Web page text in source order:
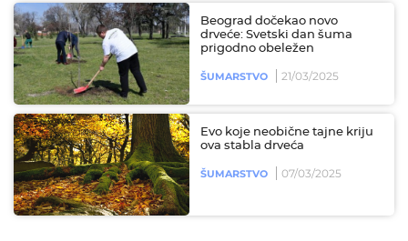
Beograd dočekao novo
drveće: Svetski dan šuma
prigodno obeležen
ŠUMARSTVO 21/03/2025
Evo koje neobične tajne kriju
ova stabla drveća
ŠUMARSTVO 07/03/2025